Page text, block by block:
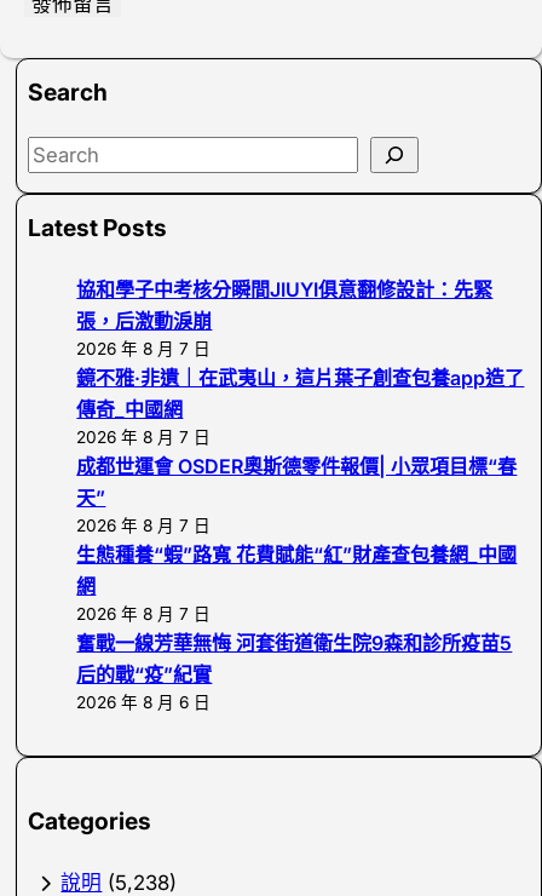
Search
S
aLatest Posts
協和學子中考核分瞬間JIUYI俱意翻修設計：先緊
張，后激動淚崩
2026 年 8 月 7 日
鏡不雅·非遺｜在武夷山，這片葉子創查包養app造了
傳奇_中國網
2026 年 8 月 7 日
成都世運會 OSDER奧斯德零件報價| 小眾項目標“春
天”
2026 年 8 月 7 日
生態種養“蝦”路寬 花費賦能“紅”財產查包養網_中國
網
2026 年 8 月 7 日
奮戰一線芳華無悔 河套街道衛生院9森和診所疫苗5
后的戰“疫”紀實
2026 年 8 月 6 日
Categories
說明 (5,238)